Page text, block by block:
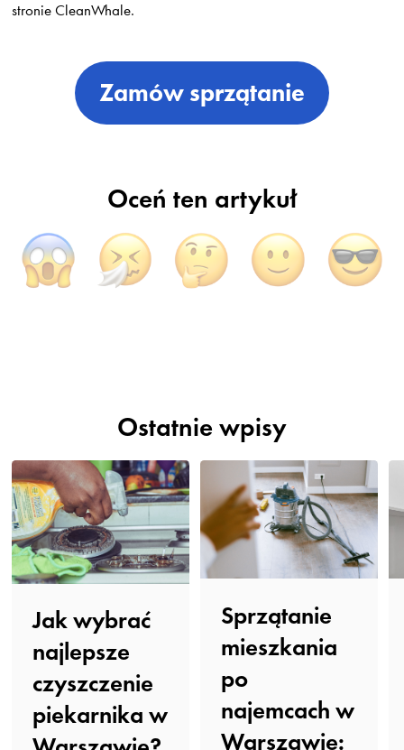
stronie CleanWhale.
Zamów sprzątanie
Oceń ten artykuł
Ostatnie wpisy
Jak wybrać
najlepsze
czyszczenie
piekarnika w
Sprzątanie
mieszkania
po
najemcach w
Warszawie: